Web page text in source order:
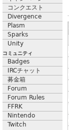
コンクエスト
Divergence
Plasm
Sparks
Unity
コミュニティ
Badges
IRCチャット
募金箱
Forum
Forum Rules
FFRK
Nintendo
Twitch